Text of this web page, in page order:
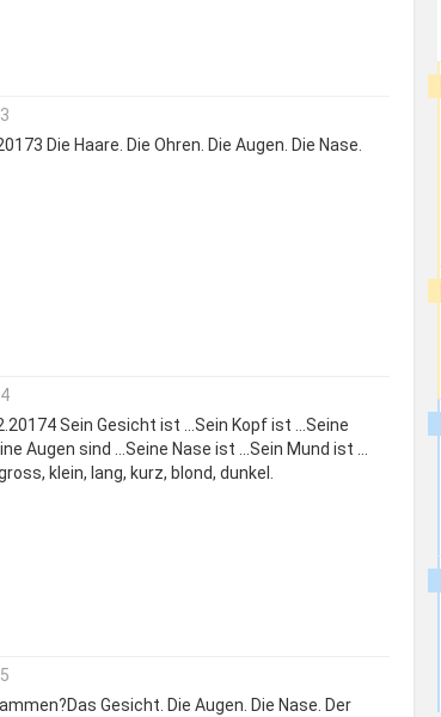
Die Haare. Die Ohren. Die Augen. Die Nase.
Sein Gesicht ist …Sein Kopf ist …Seine
Augen sind …Seine Nase ist …Sein Mund ist …
klein, lang, kurz, blond, dunkel.
Gesicht. Die Augen. Die Nase. Der